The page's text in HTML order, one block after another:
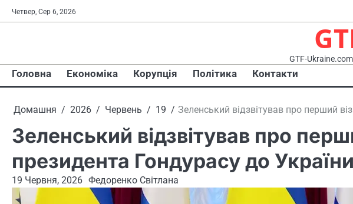
Перейти
до
Четвер, Сер 6, 2026
GTF-
Головна Економіка Корупція Політика Контакти
Домашня 2026 Червень 19 Зеленський відзвітував про перший
Зеленський відзвітував про
президента Гондурасу до України
19 Червня, 2026 Федоренко Світлана